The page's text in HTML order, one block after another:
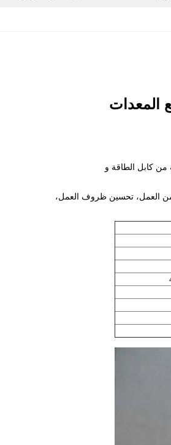
المعدات
من كابل الطاقة و
من العمل، تحسين ظروف العمل،